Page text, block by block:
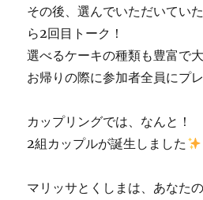
その後、選んでいただいてい
ら2回目トーク！
選べるケーキの種類も豊富で
お帰りの際に参加者全員にプ
カップリングでは、なんと！
2組カップルが誕生しました
マリッサとくしまは、あなた